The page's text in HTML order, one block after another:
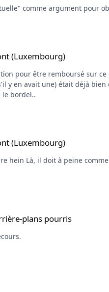
comme argument pour
(Luxembourg)
d'event non? Vu qu'il ont déjà ré-ouvert les
S'il faut commencer à rembourser toutes les
le bordel..
(Luxembourg)
d'avoir son retour
plans pourris